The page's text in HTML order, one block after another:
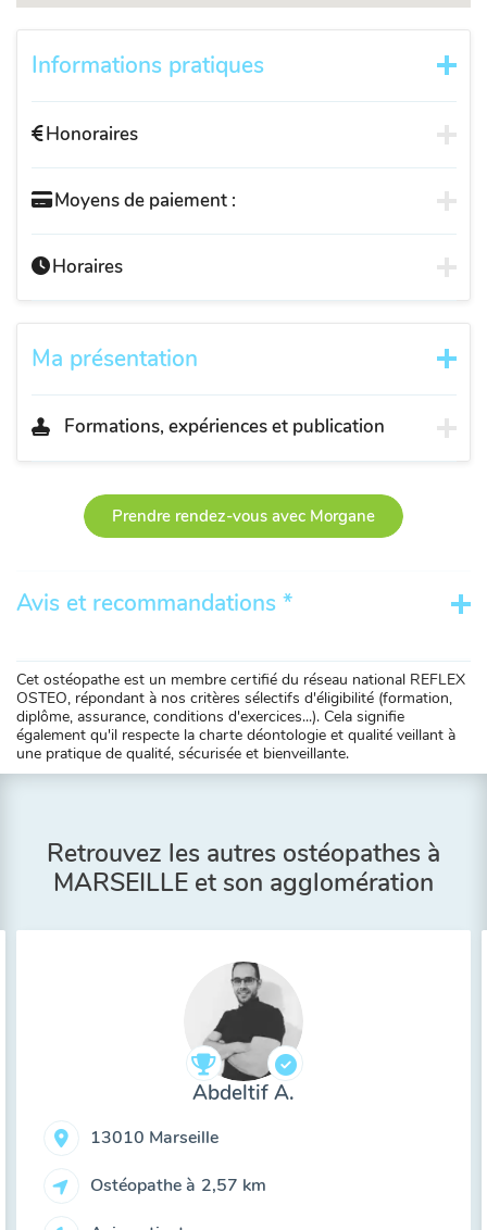
Informations pratiques
Honoraires
Moyens de paiement :
Horaires
Ma présentation
Formations, expériences et publication
Prendre rendez-vous avec Morgane
Avis et recommandations *
Cet ostéopathe est un membre certifié du réseau national REFLEX
OSTEO, répondant à nos critères sélectifs d'éligibilité (formation,
diplôme, assurance, conditions d'exercices...). Cela signifie
également qu'il respecte la charte déontologie et qualité veillant à
une pratique de qualité, sécurisée et bienveillante.
Retrouvez les autres ostéopathes à
MARSEILLE et son agglomération
Abdeltif A.
13010 Marseille
Ostéopathe à 2,57 km